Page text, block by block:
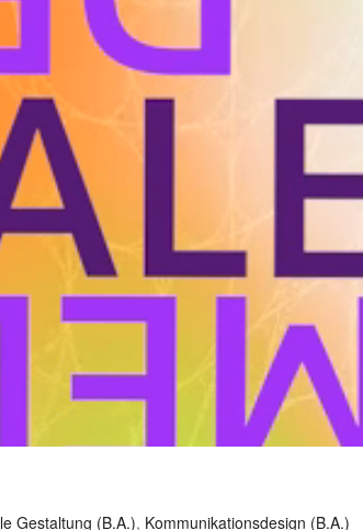
Gestaltung (B.A.), Kommunikationsdesign (B.A.)